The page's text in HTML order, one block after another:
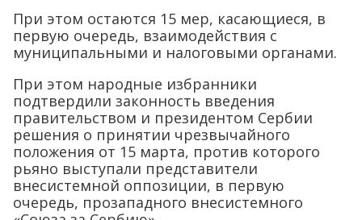
При этом остаются 15 мер, касающиеся, в
первую очередь, взаимодействия с
муниципальными и налоговыми органами.
При этом народные избранники
подтвердили законность введения
правительством и президентом Сербии
решения о принятии чрезвычайного
положения от 15 марта, против которого
рьяно выступали представители
внесистемной оппозиции, в первую
очередь, прозападного внесистемного